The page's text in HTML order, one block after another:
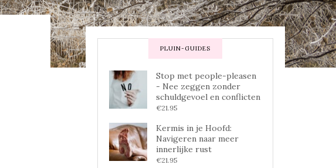
PLUIN-GUIDES
Stop met people-pleasen
- Nee zeggen zonder
schuldgevoel en conflicten
€21.95
Kermis in je Hoofd:
Navigeren naar meer
innerlijke rust
€21.95